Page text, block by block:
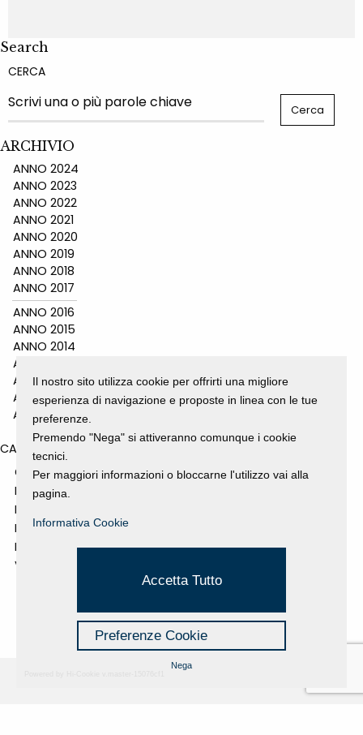
Search
CERCA
ARCHIVIO
ANNO 2024
ANNO 2023
ANNO 2022
ANNO 2021
ANNO 2020
ANNO 2019
ANNO 2018
ANNO 2017
ANNO 2016
ANNO 2015
ANNO 2014
ANNO 2011
ANNO 2010
ANNO 2009
ANNO 2008
CATEGORIES
GALLERY
MOSTRE E EVENTI
NEWS
PROGETTI SOSTENUTI
RASSEGNA STAMPA
VIDEO
Il nostro sito utilizza cookie per offrirti una migliore
esperienza di navigazione e proposte in linea con le tue
preferenze.
Premendo "Nega" si attiveranno comunque i cookie
tecnici.
Per maggiori informazioni o bloccarne l'utilizzo vai alla
pagina.
Informativa Cookie
Accetta Tutto
Preferenze Cookie
Nega